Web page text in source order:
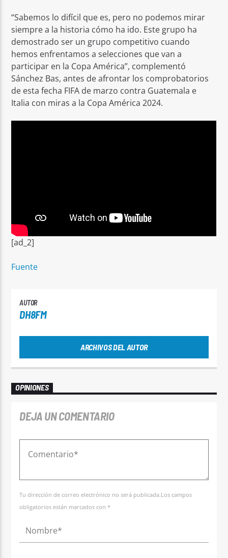
“Sabemos lo difícil que es, pero no podemos mirar
siempre a la historia cómo ha ido. Este grupo ha
demostrado ser un grupo competitivo cuando
hemos enfrentamos a selecciones que van a
participar en la Copa América”, complementó
Sánchez Bas, antes de afrontar los comprobatorios
de esta fecha FIFA de marzo contra Guatemala e
Italia con miras a la Copa América 2024.
[ad_2]
Fuente
AUTOR
DH8FM
ARCHIVOS DEL AUTOR
OPINIONES
DEJA UN COMENTARIO
Tu dirección de correo electrónico no será publicada.Los campos
obligatorios están marcados con *